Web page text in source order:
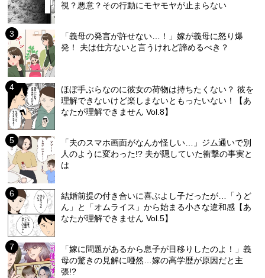
視？悪意？その行動にモヤモヤが止まらない
「義母の発言が許せない…！」嫁が義母に怒り爆
発！ 夫は仕方ないと言うけれど諦めるべき？
ほぼ手ぶらなのに彼女の荷物は持ちたくない？ 彼を
理解できないけど楽しまないともったいない！【あ
なたが理解できません Vol.8】
「夫のスマホ画面がなんか怪しい…」ジム通いで別
人のように変わった!? 夫が隠していた衝撃の事実と
は
結婚前提の付き合いに喜ぶよし子だったが…「うど
ん」と「オムライス」から始まる小さな違和感【あ
なたが理解できません Vol.5】
「嫁に問題があるから息子が目移りしたのよ！」義
母の驚きの見解に唖然…嫁の高学歴が原因だと主
張!?